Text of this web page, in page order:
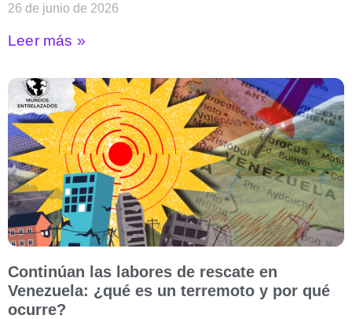
26 de junio de 2026
Leer más »
Continúan las labores de rescate en
Venezuela: ¿qué es un terremoto y por qué
ocurre?